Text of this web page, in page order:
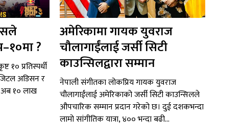
?
१० प्रतिस्पर्धी
अडिसन र
अब १० लाख
अमेरिकामा गायक युवराज
चौलागाईंलाई जर्सी सिटी
काउन्सिलद्वारा सम्मान
नेपाली संगीतका लोकप्रिय गायक युवराज
चौलागाईंलाई अमेरिकाको जर्सी सिटी काउन्सिलले
औपचारिक सम्मान प्रदान गरेको छ। दुई दशकभन्दा
लामो सांगीतिक यात्रा, ४०० भन्दा बढी...